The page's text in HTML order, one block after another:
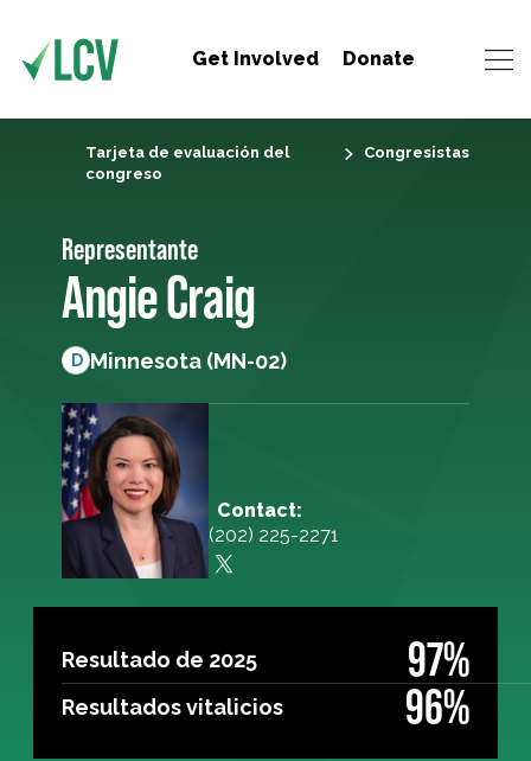
Get Involved Donate
Tarjeta de evaluación del
congreso
Congresistas
Representante
Angie Craig
D Minnesota (MN-02)
Contact:
(202) 225-2271
Resultado de 2025 97%
Resultados vitalicios 96%